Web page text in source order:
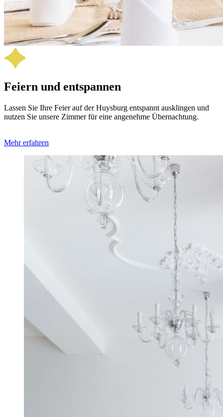
Feiern und entspannen
Lassen Sie Ihre Feier auf der Huysburg entspannt aus­klingen und
nutzen Sie unsere Zimmer für eine ange­nehme Über­nachtung.
Mehr erfahren